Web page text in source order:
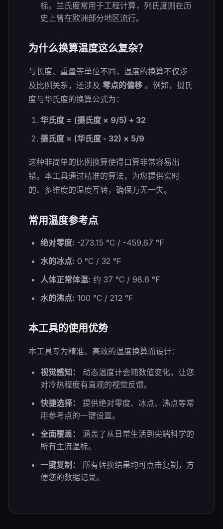
标。兰氏度常用于工程计算，列氏度则在历
史上曾在欧洲部分地区流行。
为什么换算温度这么复杂？
与长度、重量等单位不同，温度的换算不仅涉
及比例关系，还涉及 零点的偏移 。例如，摄氏
度与华氏度的换算公式为：
华氏度 = (摄氏度 × 9/5) + 32
摄氏度 = (华氏度 - 32) × 5/9
这种非简单的比例换算使得口算非常容易出
错。本工具通过精准的算法，为您提供实时
的、多维度的温度互转，确保万无一失。
常用温度参考点
绝对零度: -273.15 °C / -459.67 °F
水的冰点: 0 °C / 32 °F
人体正常体温: 约 37 °C / 98.6 °F
水的沸点: 100 °C / 212 °F
本工具的使用优势
本工具专为精准、高效的温度换算而设计：
视觉感知：
动态温度计会随数值变化，让您
对冷热程度有直观的视觉反馈。
快捷选择：
提供绝对零度、冰点、沸点等常
用参考点的一键设置。
全面覆盖：
涵盖了从日常生活到尖端科学的
所有主流温标。
一键复制：
所有转换结果均可点击复制，方
便您的数据记录。